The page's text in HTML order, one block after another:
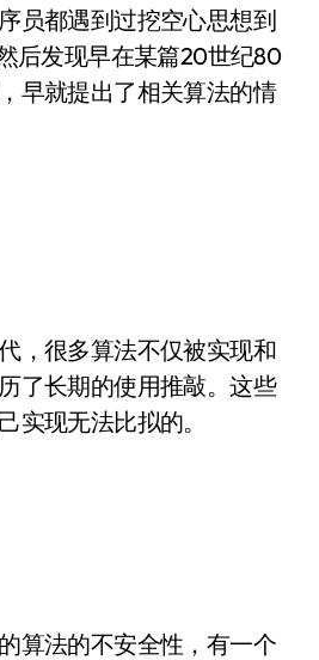
员都遇到过挖空心思想到
后发现早在某篇20世纪80
早就提出了相关算法的情
很多算法不仅被实现和
了长期的使用推敲。这些
实现无法比拟的。
法的不安全性，有一个